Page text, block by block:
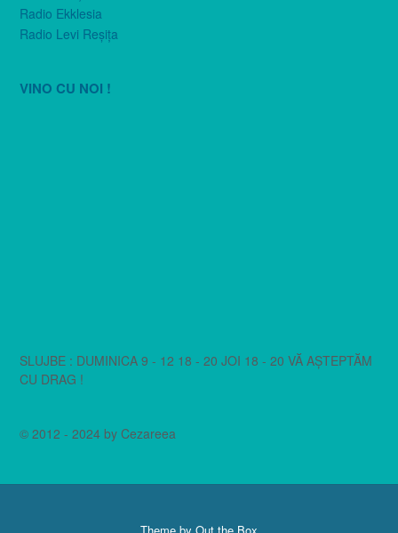
Radio Ekklesia
Radio Levi Reşiţa
VINO CU NOI !
SLUJBE : DUMINICA 9 - 12 18 - 20 JOI 18 - 20 VĂ AȘTEPTĂM
CU DRAG !
© 2012 - 2024 by Cezareea